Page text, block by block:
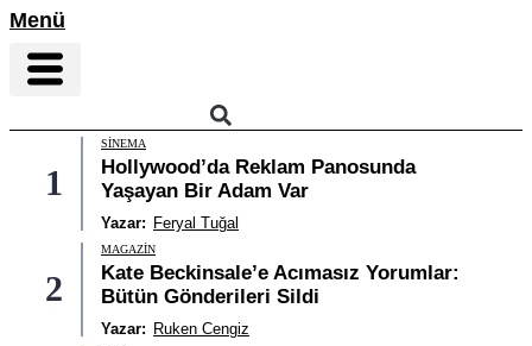
Menü
1
SINEMA
Hollywood’da Reklam Panosunda
Yaşayan Bir Adam Var
Yazar: Feryal Tuğal
2
MAGAZIN
Kate Beckinsale’e Acımasız Yorumlar:
Bütün Gönderileri Sildi
Yazar: Ruken Cengiz